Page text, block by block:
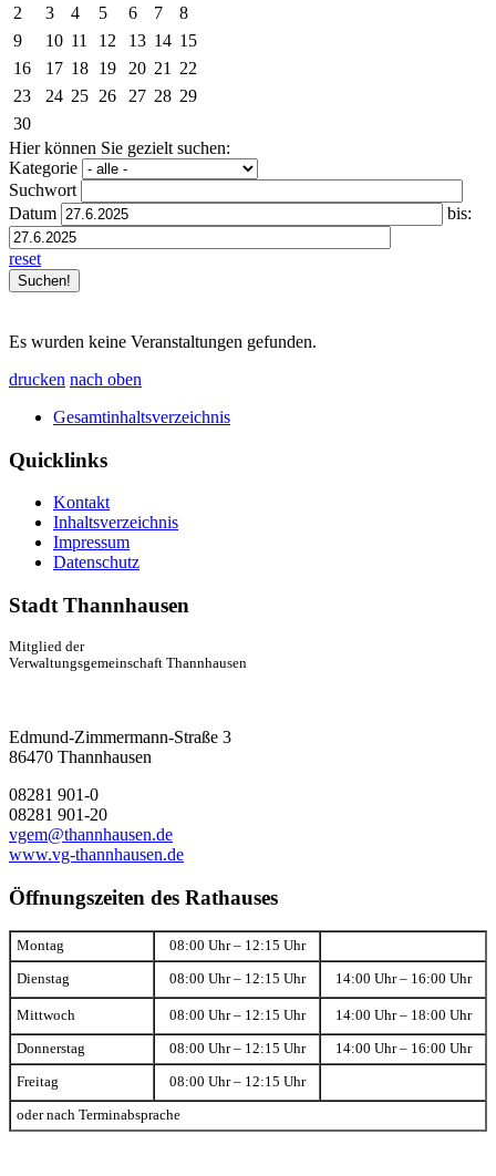
2
3 4 5 6 7
8
9
10 11 12 13 14 15
16
17 18 19 20 21
22
23
24 25 26 27 28 29
30
Hier können Sie gezielt suchen:
Kategorie
Suchwort
Datum
bis:
reset
Es wurden keine Veranstaltungen gefunden.
drucken nach oben
Gesamtinhaltsverzeichnis
Quicklinks
Kontakt
Inhaltsverzeichnis
Impressum
Datenschutz
Stadt Thannhausen
Mitglied der
Verwaltungsgemeinschaft Thannhausen
Edmund-Zimmermann-Straße 3
86470 Thannhausen
08281 901-0
08281 901-20
vgem@thannhausen.de
www.vg-thannhausen.de
Öffnungszeiten des Rathauses
Montag 08:00 Uhr – 12:15 Uhr
Dienstag 08:00 Uhr – 12:15 Uhr 14:00 Uhr – 16:00 Uhr
Mittwoch 08:00 Uhr – 12:15 Uhr 14:00 Uhr – 18:00 Uhr
Donnerstag 08:00 Uhr – 12:15 Uhr 14:00 Uhr – 16:00 Uhr
Freitag 08:00 Uhr – 12:15 Uhr
oder nach Terminabsprache